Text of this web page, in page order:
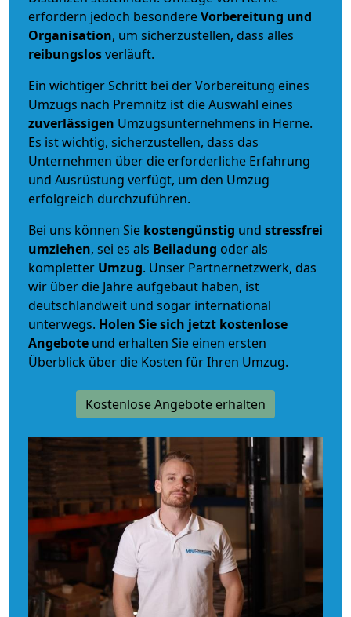
erfordern jedoch besondereVorbereitung und
Organisation, um sicherzustellen, dass alles
reibungslosverläuft.
Ein wichtiger Schritt bei der Vorbereitung eines
Umzugs nach Premnitz ist die Auswahl eines
zuverlässigen Umzugsunternehmens in Herne.
Es ist wichtig, sicherzustellen, dass das
Unternehmen über die erforderliche Erfahrung
und Ausrüstung verfügt, um den Umzug
erfolgreich durchzuführen.
Bei uns können Sie kostengünstig und stressfrei
umziehen, sei es als Beiladung oder als
kompletter Umzug. Unser Partnernetzwerk, das
wir über die Jahre aufgebaut haben, ist
deutschlandweit und sogar international
unterwegs. Holen Sie sich jetzt kostenlose
Angebote und erhalten Sie einen ersten
Überblick über die Kosten für Ihren Umzug.
Kostenlose Angebote erhalten